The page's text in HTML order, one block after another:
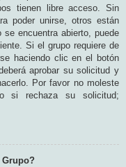
tienen libre acceso. Sin
poder unirse, otros están
encuentra abierto, puede
Si el grupo requiere de
haciendo clic en el botón
aprobar su solicitud y
Por favor no moleste
si rechaza su solicitud;